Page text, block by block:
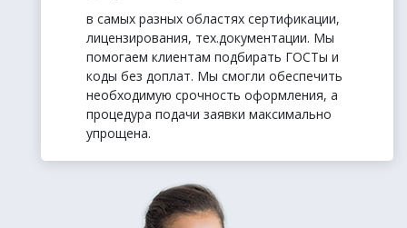
в самых разных областях сертификации,
лицензирования, тех.документации. Мы
помогаем клиентам подбирать ГОСТы и
коды без доплат. Мы смогли обеспечить
необходимую срочность оформления, а
процедура подачи заявки максимально
упрощена.